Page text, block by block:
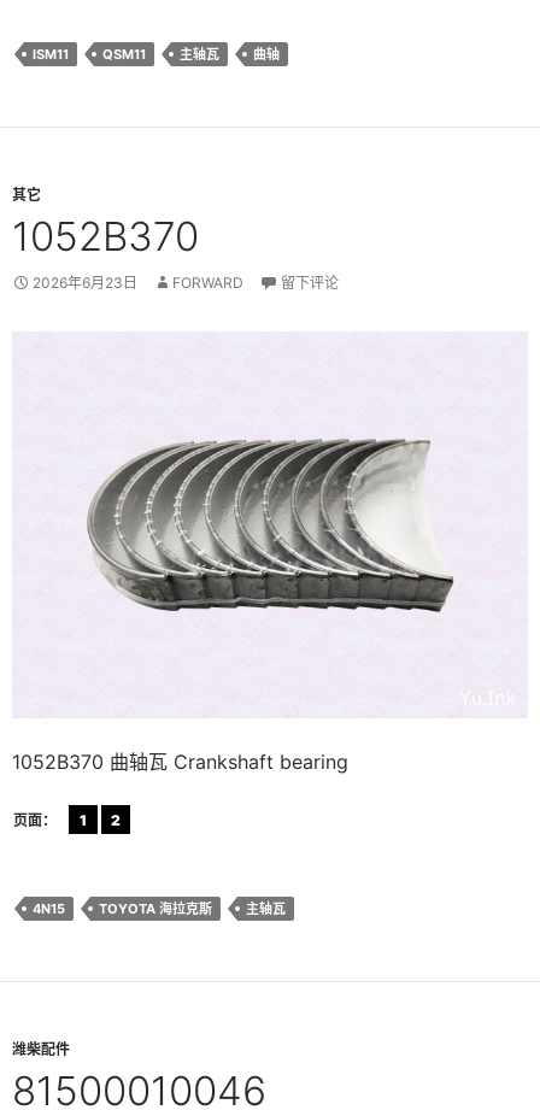
ISM11 QSM11 主轴瓦 曲轴
其它
1052B370
2026年6月23日 FORWARD 留下评论
1052B370 曲轴瓦 Crankshaft bearing
页面： 1 2
4N15 TOYOTA 海拉克斯 主轴瓦
潍柴配件
81500010046